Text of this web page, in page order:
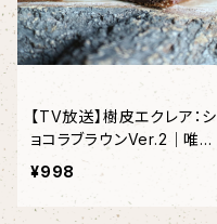
【TV放送】樹皮エクレア：シ
ョコラブラウンVer.2｜唯一
無二のチョコレートエクレア
¥998